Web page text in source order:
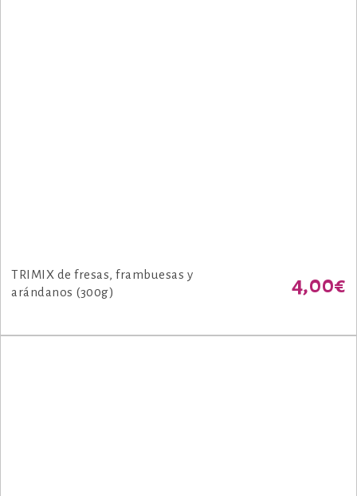
TRIMIX de fresas, frambuesas y
arándanos (300g)
4,00€